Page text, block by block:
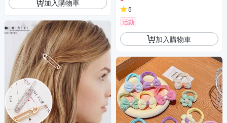
加入購物車
5
活動
加入購物車